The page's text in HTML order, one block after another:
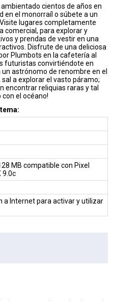
cientos de años en
en el monorraíl o súbete a un
lugares completamente
comercial, para explorar y
y prendas de vestir en una
Disfrute de una deliciosa
Plumbots en la cafetería al
futuristas convirtiéndote en
astrónomo de renombre en el
a explorar el vasto páramo;
encontrar reliquias raras y tal
el océano!
MB compatible con Pixel
9.0c
a Internet para activar y utilizar